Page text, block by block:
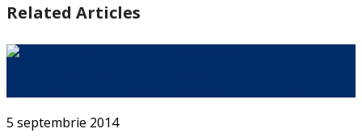
Related Articles
5 septembrie 2014